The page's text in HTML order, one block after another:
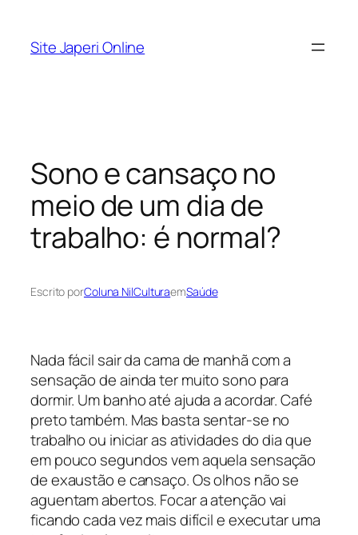
Site Japeri Online
Sono e cansaço no
meio de um dia de
trabalho: é normal?
Escrito porColuna NilCulturaemSaúde
Nada fácil sair da cama de manhã com a
sensação de ainda ter muito sono para
dormir. Um banho até ajuda a acordar. Café
preto também. Mas basta sentar-se no
trabalho ou iniciar as atividades do dia que
em pouco segundos vem aquela sensação
de exaustão e cansaço. Os olhos não se
aguentam abertos. Focar a atenção vai
ficando cada vez mais difícil e executar uma